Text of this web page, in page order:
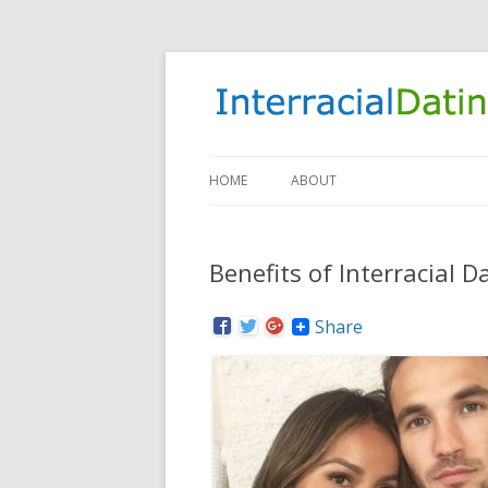
HOME ABOUT
Benefits of Interracial
Share